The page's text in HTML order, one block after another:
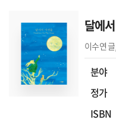
달에
이수연
분야
정가
ISBN